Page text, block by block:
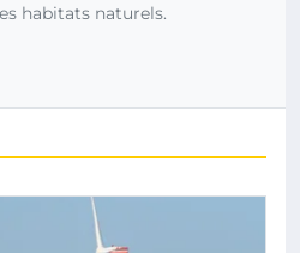
habitats naturels.